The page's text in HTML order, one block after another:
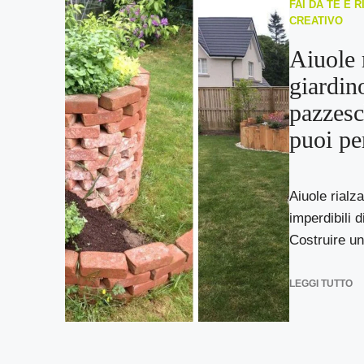
FAI DA TE E
CREATIVO
Aiuole
puoi
Aiuole
imperdibili
Costruire
LEGGI TUTTO